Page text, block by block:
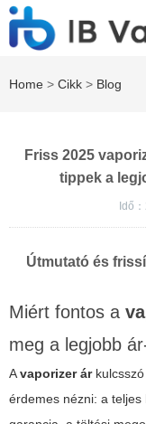
Home > Cikk > Blog
Friss 2025
tippek a
Idő
Útmutató és
Miért fontos a
meg a legjobb
Avaporizer árkulcsszó
érdemes nézni: a